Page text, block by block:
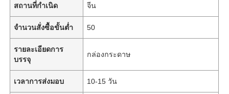
สถานที่กำเนิด จีน
จำนวนสั่งซื้อขั้นต่ำ 50
รายละเอียดการ
บรรจุ
กล่องกระดาษ
เวลาการส่งมอบ 10-15 วัน